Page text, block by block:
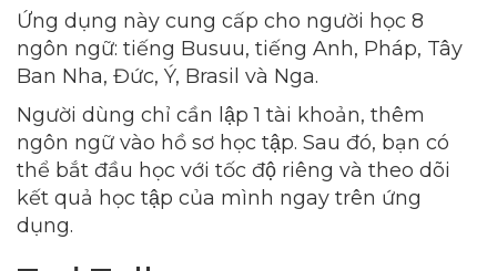
Ứng dụng này cung cấp cho người học 8
ngôn ngữ: tiếng Busuu, tiếng Anh, Pháp, Tây
Ban Nha, Đức, Ý, Brasil và Nga.
Người dùng chỉ cần lập 1 tài khoản, thêm
ngôn ngữ vào hồ sơ học tập. Sau đó, bạn có
thể bắt đầu học với tốc độ riêng và theo dõi
kết quả học tập của mình ngay trên ứng
dụng.